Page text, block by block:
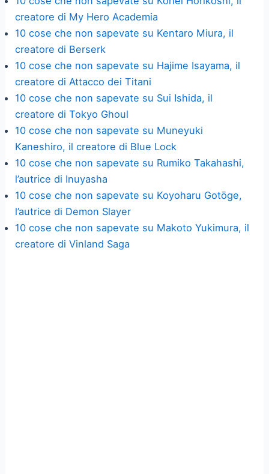
creatore di My Hero Academia
10 cose che non sapevate su Kentaro Miura, il
creatore di Berserk
10 cose che non sapevate su Hajime Isayama, il
creatore di Attacco dei Titani
10 cose che non sapevate su Sui Ishida, il
creatore di Tokyo Ghoul
10 cose che non sapevate su Muneyuki
Kaneshiro, il creatore di Blue Lock
10 cose che non sapevate su Rumiko Takahashi,
l’autrice di Inuyasha
10 cose che non sapevate su Koyoharu Gotōge,
l’autrice di Demon Slayer
10 cose che non sapevate su Makoto Yukimura, il
creatore di Vinland Saga